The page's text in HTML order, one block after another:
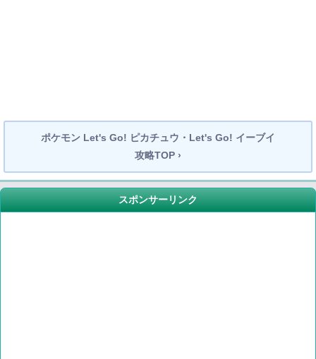
ポケモン Let's Go! ピカチュウ・Let's Go! イーブイ
攻略TOP ›
スポンサーリンク